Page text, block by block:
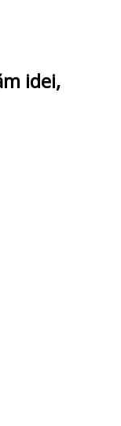
idei,